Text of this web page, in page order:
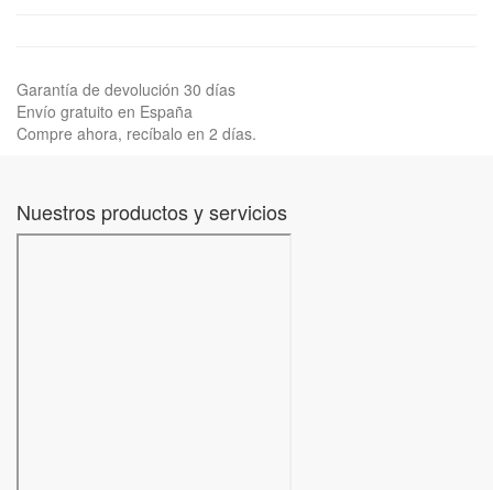
Garantía de devolución 30 días
Envío gratuito en España
Compre ahora, recíbalo en 2 días.
Nuestros productos y servicios